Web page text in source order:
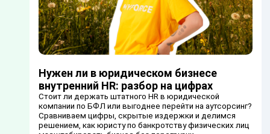
Нужен ли в юридическом бизнесе
внутренний HR: разбор на цифрах
Стоит ли держать штатного HR в юридической
компании по БФЛ или выгоднее перейти на аутсорсинг?
Сравниваем цифры, скрытые издержки и делимся
решением, как юристу по банкротству физических лиц